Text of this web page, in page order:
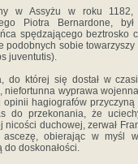
w Assyżu w roku
Piotra Bernardone,
spędzającego beztrosko
podobnych sobie
juventutis).
do której się dostał w
niefortunna wyprawa
opinii hagiografów przyczyną
do przekonania, że
nicości duchowej, zerwał
ascezę, obierając w myśl
do doskonałości.